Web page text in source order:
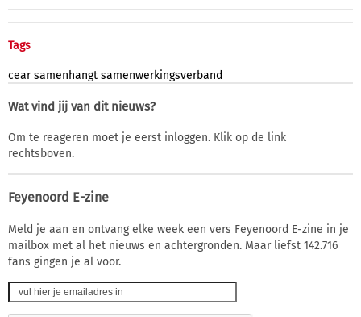
Tags
cear samenhangt samenwerkingsverband
Wat vind jij van dit nieuws?
Om te reageren moet je eerst inloggen. Klik op de link
rechtsboven.
Feyenoord E-zine
Meld je aan en ontvang elke week een vers Feyenoord E-zine in je
mailbox met al het nieuws en achtergronden. Maar liefst 142.716
fans gingen je al voor.